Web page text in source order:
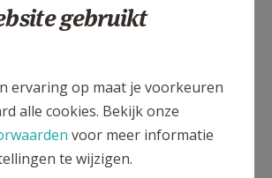
door
Sint-Gillis-Waas
gebruikt
ervaring op maat je voorkeuren
alle cookies. Bekijk onze
voor meer informatie
te wijzigen.